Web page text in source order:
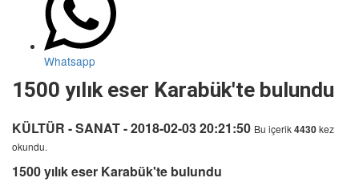
Whatsapp
1500 yılık eser Karabük'te bulundu
KÜLTÜR - SANAT - 2018-02-03 20:21:50 Bu içerik4430kez
okundu.
1500 yılık eser Karabük'te bulundu